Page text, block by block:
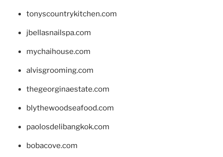
tonyscountrykitchen.com
jbellasnailspa.com
mychaihouse.com
alvisgrooming.com
thegeorginaestate.com
blythewoodseafood.com
paolosdelibangkok.com
bobacove.com